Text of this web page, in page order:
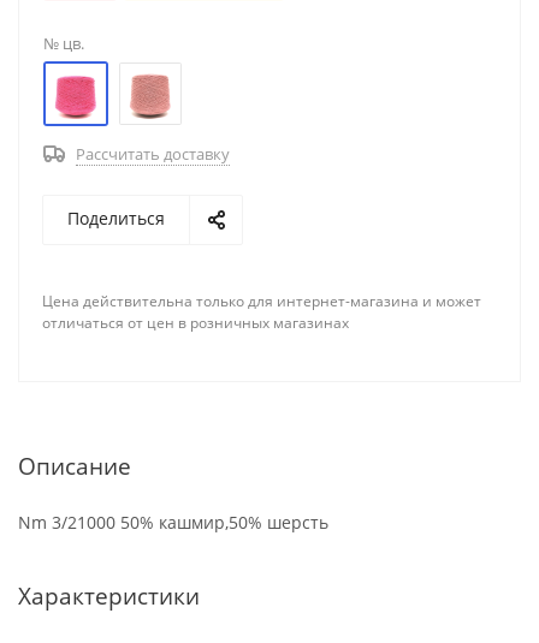
№ цв.
Рассчитать доставку
Поделиться
Цена действительна только для интернет-магазина и может
отличаться от цен в розничных магазинах
Описание
Nm 3/21000 50% кашмир,50% шерсть
Характеристики